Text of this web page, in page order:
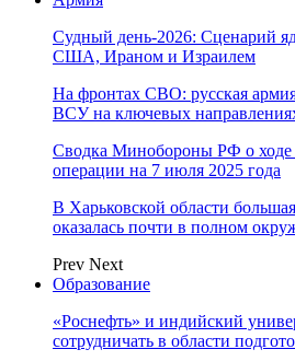
Судный день-2026: Сценарий
США, Ираном и Израилем
На фронтах СВО: русская
ВСУ на ключевых
Сводка Минобороны РФ о ходе
операции на 7 июля 2025 года
В Харьковской области
оказалась почти в полном
Prev Next
Образование
«Роснефть» и индийский
сотрудничать в области